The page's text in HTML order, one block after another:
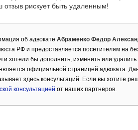
отзыв рискует быть удаленным!
об адвокате Абраменко Федор
РФ и предоставляется посетителям на
и хотели бы дополнить, изменить или
официальной страницей адвоката.
здесь консультаций. Если вы хотите
консультацией от наших партнеров.